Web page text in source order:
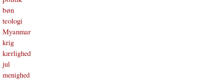
bøn
teologi
Myanmar
krig
kærlighed
jul
menighed